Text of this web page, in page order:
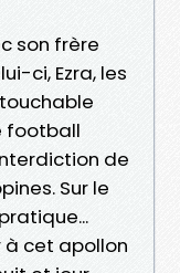
son frère
ci, Ezra, les
football
de
Sur le
à cet apollon